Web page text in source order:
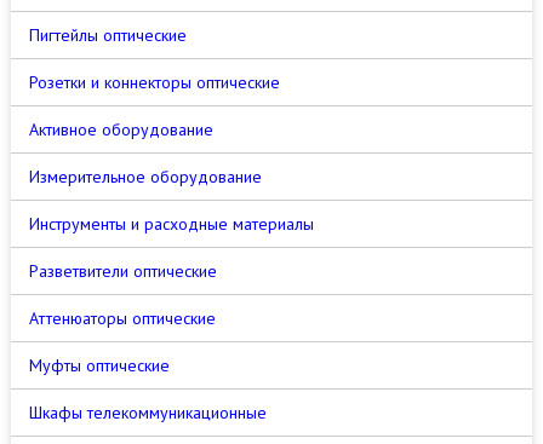
Пигтейлы оптические
Розетки и коннекторы оптические
Активное оборудование
Измерительное оборудование
Инструменты и расходные материалы
Разветвители оптические
Аттенюаторы оптические
Муфты оптические
Шкафы телекоммуникационные